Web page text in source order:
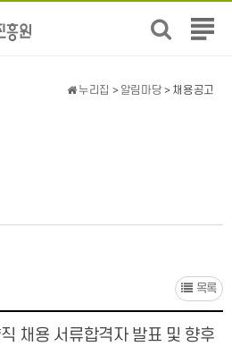
전
뉴
누리집 > 알림마당 > 채용공고
목록
채용 서류합격자 발표 및 향후